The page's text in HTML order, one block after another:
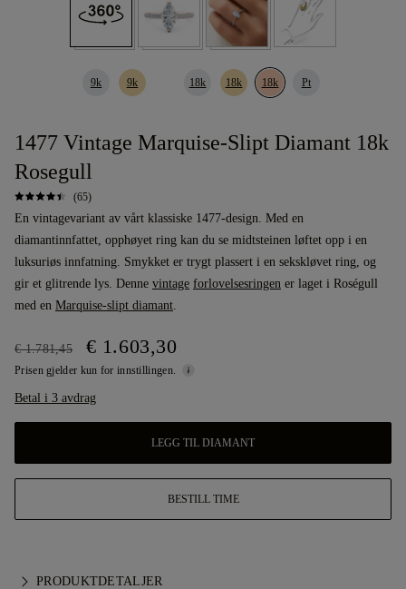
9k 9k 18k 18k 18k Pt
1477 Vintage Marquise-Slipt Diamant 18k
Rosegull
(65)
En vintagevariant av vårt klassiske 1477-design. Med en
diamantinnfattet, opphøyet ring kan du se midtsteinen løftet opp i en
luksuriøs innfatning. Smykket er trygt plassert i en sekskløvet ring, og
gir et glitrende lys. Denne vintage forlovelsesringen er laget i Roségull
med en Marquise-slipt diamant.
€ 1.781,45 € 1.603,30
Prisen gjelder kun for innstillingen.
Betal i 3 avdrag
LEGG TIL DIAMANT
BESTILL TIME
PRODUKTDETALJER